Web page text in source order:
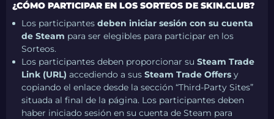
¿CÓMO PARTICIPAR EN LOS SORTEOS DE SKIN.CLUB?
Los participantes deben iniciar sesión con su cuenta
de Steam para ser elegibles para participar en los
Sorteos.
Los participantes deben proporcionar su Steam Trade
Link (URL) accediendo a sus Steam Trade Offers y
copiando el enlace desde la sección “Third-Party Sites”
situada al final de la página. Los participantes deben
haber iniciado sesión en su cuenta de Steam para